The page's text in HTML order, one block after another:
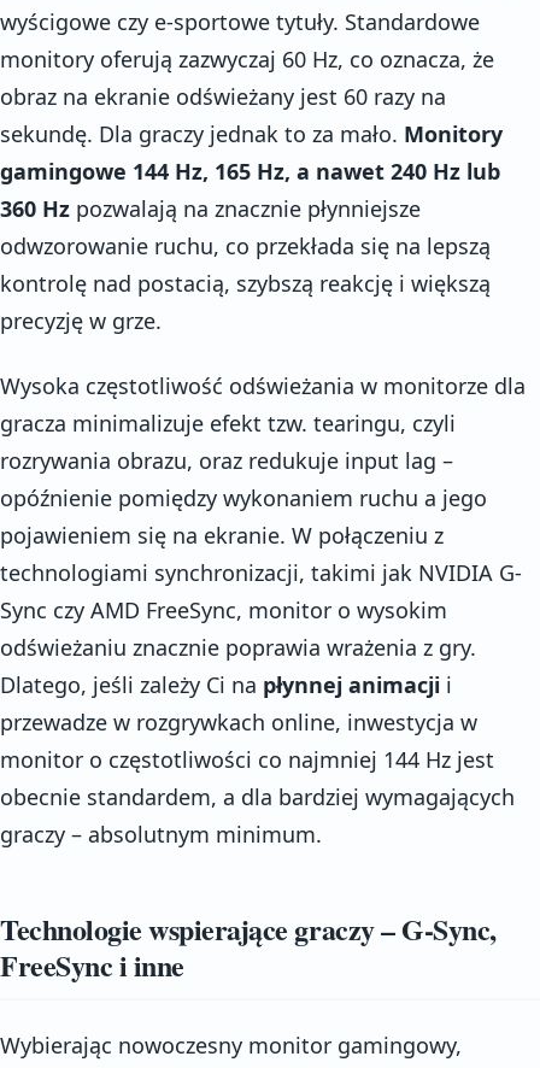
wyścigowe czy e-sportowe tytuły. Standardowe
monitory oferują zazwyczaj 60 Hz, co oznacza, że
obraz na ekranie odświeżany jest 60 razy na
sekundę. Dla graczy jednak to za mało. Monitory
gamingowe 144 Hz, 165 Hz, a nawet 240 Hz lub
360 Hz pozwalają na znacznie płynniejsze
odwzorowanie ruchu, co przekłada się na lepszą
kontrolę nad postacią, szybszą reakcję i większą
precyzję w grze.
Wysoka częstotliwość odświeżania w monitorze dla
gracza minimalizuje efekt tzw. tearingu, czyli
rozrywania obrazu, oraz redukuje input lag –
opóźnienie pomiędzy wykonaniem ruchu a jego
pojawieniem się na ekranie. W połączeniu z
technologiami synchronizacji, takimi jak NVIDIA G-
Sync czy AMD FreeSync, monitor o wysokim
odświeżaniu znacznie poprawia wrażenia z gry.
Dlatego, jeśli zależy Ci na płynnej animacji i
przewadze w rozgrywkach online, inwestycja w
monitor o częstotliwości co najmniej 144 Hz jest
obecnie standardem, a dla bardziej wymagających
graczy – absolutnym minimum.
Technologie wspierające graczy – G-Sync,
FreeSync i inne
Wybierając nowoczesny monitor gamingowy,